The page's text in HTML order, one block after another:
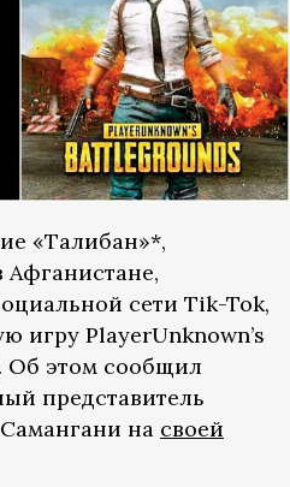
«Талибан»*,
Афганистане,
сети Tik-Tok,
игру PlayerUnknown’s
Об этом сообщил
представитель
на своей